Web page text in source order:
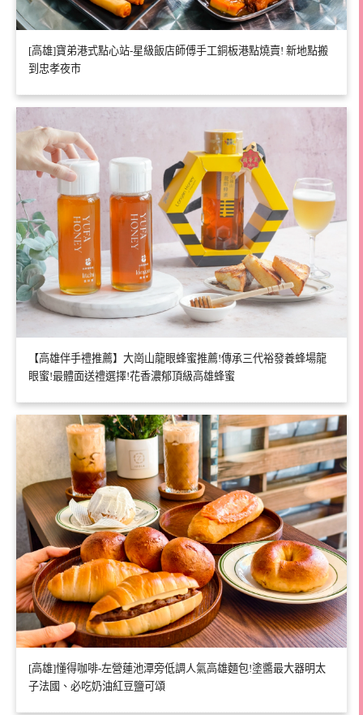
[高雄]寶弟港式點心站-星級飯店師傅手工銅板港點燒賣! 新地點搬
到忠孝夜市
【高雄伴手禮推薦】大崗山龍眼蜂蜜推薦!傳承三代裕發養蜂場龍
眼蜜!最體面送禮選擇!花香濃郁頂級高雄蜂蜜
[高雄]懂得咖啡-左營蓮池潭旁低調人氣高雄麵包!塗醬最大器明太
子法國、必吃奶油紅豆鹽可頌